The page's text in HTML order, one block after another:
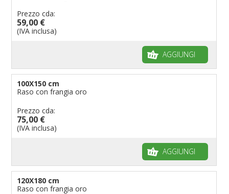
Prezzo cda:
59,00 €
(IVA inclusa)
AGGIUNGI
100X150 cm
Raso con frangia oro
Prezzo cda:
75,00 €
(IVA inclusa)
AGGIUNGI
120X180 cm
Raso con frangia oro